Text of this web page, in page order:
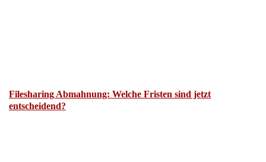
Filesharing Abmahnung: Welche Fristen sind jetzt
entscheidend?